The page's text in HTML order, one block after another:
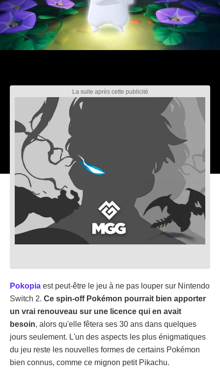
Pokopia est peut-être le jeu à ne pas louper sur Nintendo
Switch 2. Ce spin-off Pokémon pourrait bien apporter
un vrai renouveau sur une licence qui en avait
besoin, alors qu'elle fêtera ses 30 ans dans quelques
jours seulement. L'un des aspects les plus énigmatiques
du jeu reste les nouvelles formes de certains Pokémon
bien connus, comme ce mignon petit Pikachu.